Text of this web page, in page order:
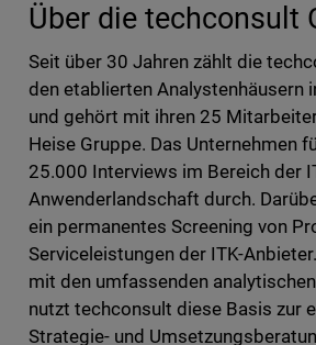
Über die techconsult
Seit über 30 Jahren zählt die
den etablierten Analystenhäusern
und gehört mit ihren 25
Heise Gruppe. Das Unternehmen
25.000 Interviews im Bereich der
Anwenderlandschaft durch.
ein permanentes Screening von
Serviceleistungen der ITK-
mit den umfassenden
nutzt techconsult diese Basis zur
Strategie- und